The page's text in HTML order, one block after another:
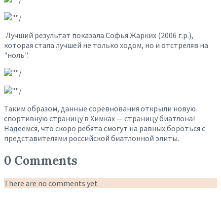
Лучший результат показала Софья Жарких (2006 г.р.),
которая стала лучшей не только ходом, но и отстреляв на
"ноль".
Таким образом, данные соревнования открыли новую
спортивную страницу в Химках — страницу биатлона!
Надеемся, что скоро ребята смогут на равных бороться с
представителями российской биатлонной элиты.
0 Comments
There are no comments yet